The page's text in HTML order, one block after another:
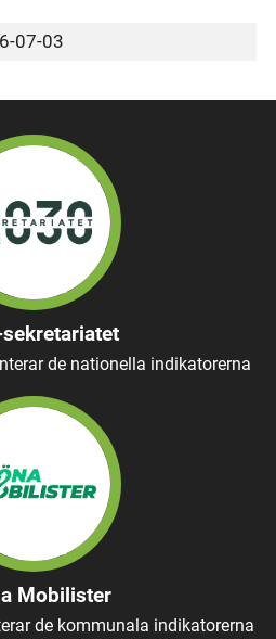
07-03
de nationella indikatorerna
Mobilister
de kommunala indikatorerna